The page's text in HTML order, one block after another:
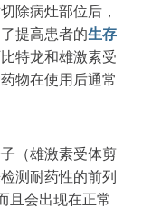
除病灶部位后，
提高患者的生存
特龙和雄激素受
物在使用后通常
（雄激素受体剪
测耐药性的前列
且会出现在正常